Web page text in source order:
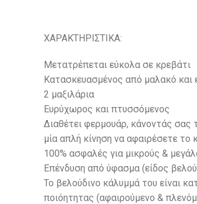
ΧΑΡΑΚΤΗΡΙΣΤΙΚΑ:
Μετατρέπεται εύκολα σε κρεβάτι
Κατασκευασμένος από μαλακό και
2 μαξιλάρια
Ευρύχωρος και πτυσσόμενος
Διαθέτει φερμουάρ, κάνοντάς
μία απλή κίνηση να αφαιρέσετε το
100% ασφαλές για μικρούς &
Επένδυση από ύφασμα (είδος
Το βελούδινο κάλυμμά του είναι
ποιόητητας (αφαιρούμενο &